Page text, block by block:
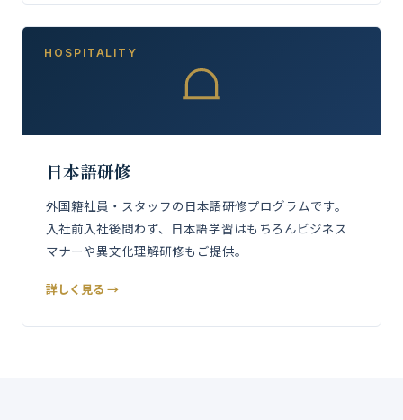
HOSPITALITY
日本語研修
外国籍社員・スタッフの日本語研修プログラムです。
入社前入社後問わず、日本語学習はもちろんビジネス
マナーや異文化理解研修もご提供。
詳しく見る →